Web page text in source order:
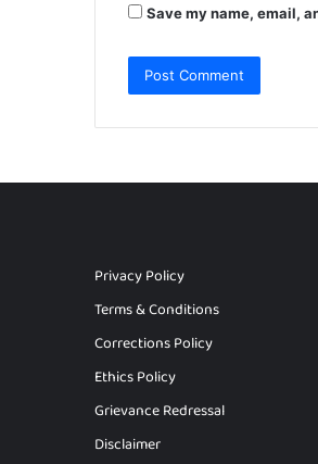
Save my name, email,
Privacy Policy
Terms & Conditions
Corrections Policy
Ethics Policy
Grievance Redressal
Disclaimer